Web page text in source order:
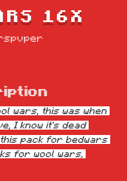
16X
wars, this was when
I know it's dead
pack for bedwars
for wool wars,